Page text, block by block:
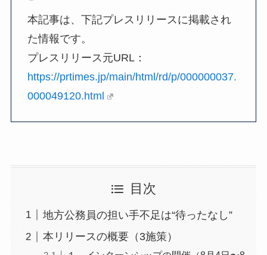
本記事は、下記プレスリリースに掲載され
た情報です。
プレスリリース元URL：
https://prtimes.jp/main/html/rd/p/000000037.
000049120.html
目次
地方公務員の担い手不足は“待ったなし”
本リリースの概要（3施策）